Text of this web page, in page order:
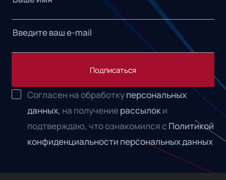
Подписаться
Согласен на обработкуперсональных
данных, на получениерассылоки
подтверждаю, что ознакомился с Политикой
конфиденциальности персональных данных